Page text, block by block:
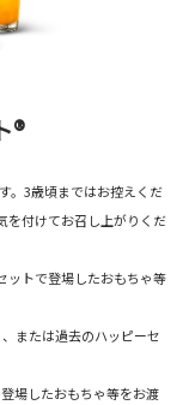
®
。3歳頃まではお控えくだ
を付けてお召し上がりくだ
ットで登場したおもちゃ等
または過去のハッピーセ
場したおもちゃ等をお渡